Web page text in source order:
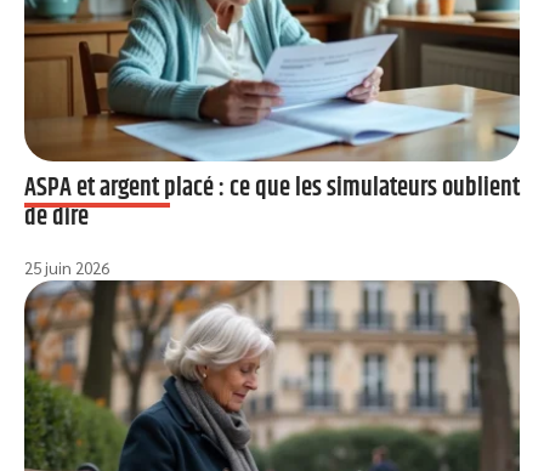
ASPA et argent placé : ce que les simulateurs oublient
de dire
25 juin 2026